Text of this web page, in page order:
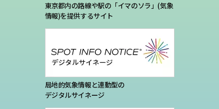
東京都内の路線や駅の「イマのソラ」(気象
情報)を提供するサイト
局地的気象情報と連動型の
デジタルサイネージ